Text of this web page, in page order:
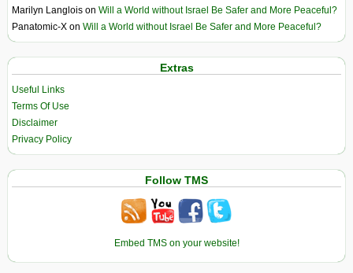
Marilyn Langlois on Will a World without Israel Be Safer and More Peaceful?
Panatomic-X on Will a World without Israel Be Safer and More Peaceful?
Extras
Useful Links
Terms Of Use
Disclaimer
Privacy Policy
Follow TMS
Embed TMS on your website!